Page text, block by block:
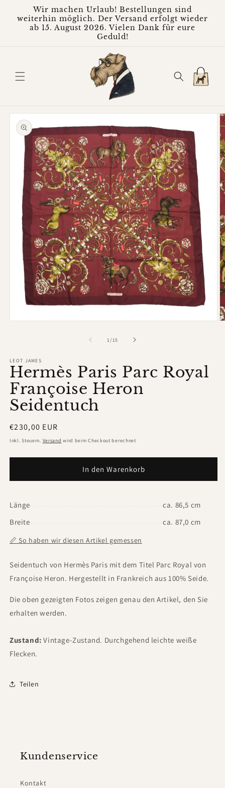
Inhalt
Wir machen Urlaub! Bestellungen sind
weiterhin möglich. Der Versand erfolgt wieder
ab 15. August 2026. Vielen Dank für eure
Geduld!
Warenkorb
1 /von
15
LEOT JAMES
Hermès Paris Parc Royal
Françoise Heron
Seidentuch
Normaler
Preis
€230,00 EUR
Inkl. Steuern. Versand wird beim Checkout berechnet
In den Warenkorb
Länge
ca. 86,5 cm
Breite
ca. 87,0 cm
📏 So haben wir diesen Artikel gemessen
Seidentuch von Hermès Paris mit dem Titel Parc Royal von
Françoise Heron. Hergestellt in Frankreich aus 100% Seide.
Die oben gezeigten Fotos zeigen genau den Artikel, den Sie
erhalten werden.
Zustand: Vintage-Zustand. Durchgehend leichte weiße
Flecken.
Teilen
Kundenservice
Kontakt